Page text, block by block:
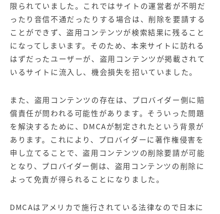
商圏ねらいうちパッケージ 求人パッケージ
Web制作の製品
WEBプラス
限られていました。これではサイトの運営者が不明だ
ったり音信不通だったりする場合は、削除を要請する
ことができず、盗用コンテンツが検索結果に残ること
になってしまいます。そのため、本来サイトに訪れる
はずだったユーザーが、盗用コンテンツが掲載されて
いるサイトに流入し、機会損失を招いていました。
また、盗用コンテンツの存在は、プロバイダー側に賠
償責任が問われる可能性があります。そういった問題
を解決するために、DMCAが制定されたという背景が
あります。これにより、プロバイダーに著作権侵害を
申し立てることで、盗用コンテンツの削除要請が可能
となり、プロバイダー側は、盗用コンテンツの削除に
よって免責が得られることになりました。
DMCAはアメリカで施行されている法律なので日本に